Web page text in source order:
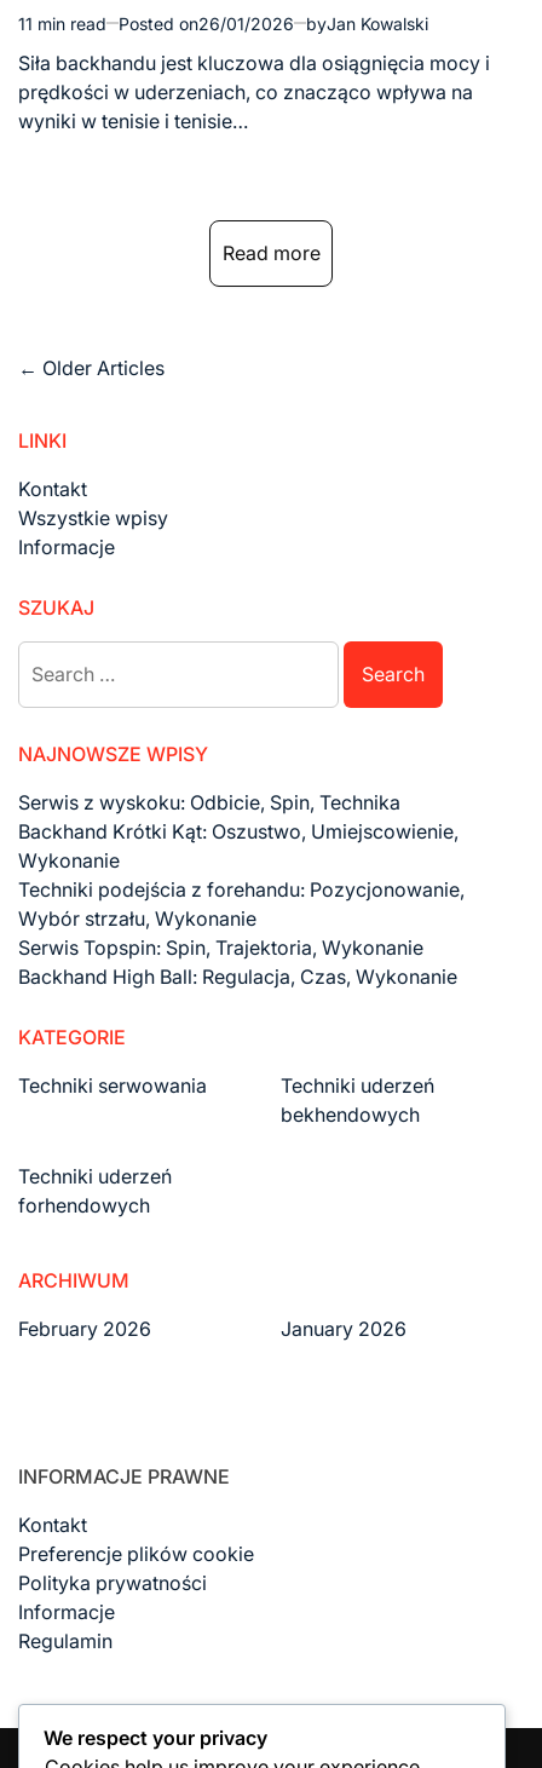
Estimated
read
time
11 min read Posted on26/01/2026 byJan Kowalski
Siła backhandu jest kluczowa dla osiągnięcia mocy i
prędkości w uderzeniach, co znacząco wpływa na
wyniki w tenisie i tenisie…
Read more
Posts
← Older Articles
LINKI
Kontakt
Wszystkie wpisy
Informacje
SZUKAJ
Search
for:
NAJNOWSZE WPISY
Serwis z wyskoku: Odbicie, Spin, Technika
Backhand Krótki Kąt: Oszustwo, Umiejscowienie,
Wykonanie
Techniki podejścia z forehandu: Pozycjonowanie,
Wybór strzału, Wykonanie
Serwis Topspin: Spin, Trajektoria, Wykonanie
Backhand High Ball: Regulacja, Czas, Wykonanie
KATEGORIE
Techniki serwowania
Techniki uderzeń
bekhendowych
Techniki uderzeń
forhendowych
ARCHIWUM
February 2026
January 2026
INFORMACJE PRAWNE
Kontakt
Preferencje plików cookie
Polityka prywatności
Informacje
Regulamin
We respect your privacy